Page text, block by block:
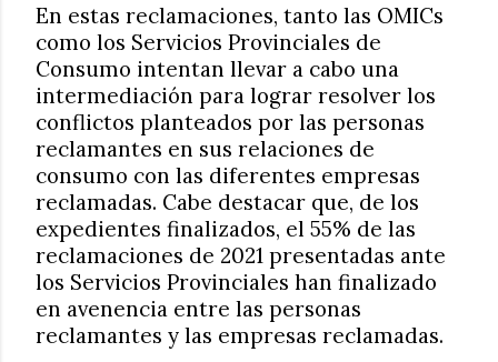
En estas reclamaciones, tanto las OMICs
como los Servicios Provinciales de
Consumo intentan llevar a cabo una
intermediación para lograr resolver los
conflictos planteados por las personas
reclamantes en sus relaciones de
consumo con las diferentes empresas
reclamadas. Cabe destacar que, de los
expedientes finalizados, el 55% de las
reclamaciones de 2021 presentadas ante
los Servicios Provinciales han finalizado
en avenencia entre las personas
reclamantes y las empresas reclamadas.